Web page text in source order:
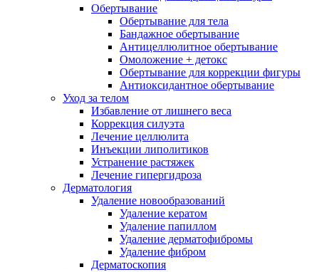
Обертывание
Обертывание для тела
Бандажное обертывание
Антицеллюлитное обертывание
Омоложение + детокс
Обертывание для коррекции фигуры
Антиоксидантное обертывание
Уход за телом
Избавление от лишнего веса
Коррекция силуэта
Лечение целлюлита
Инъекции липолитиков
Устранение растяжек
Лечение гипергидроза
Дерматология
Удаление новообразований
Удаление кератом
Удаление папиллом
Удаление дерматофибромы
Удаление фибром
Дерматоскопия